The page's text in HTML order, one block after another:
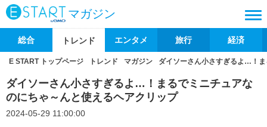
マガジン
総合 トレンド エンタメ 旅行 経済
E START トップページ トレンド マガジン ダイソーさん小さすぎるよ…！
ダイソーさん小さすぎるよ…！まるでミニチュアな
のにちゃ～んと使えるヘアクリップ
2024-05-29 11:00:00